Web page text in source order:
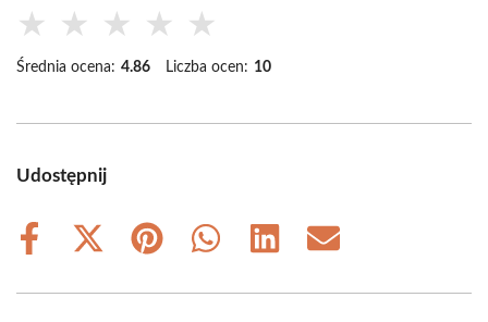
★ ★ ★ ★ ★
Średnia ocena: 4.86 Liczba ocen: 10
Udostępnij
Share
Share
(Twitter)
Share
Share
Share
Share